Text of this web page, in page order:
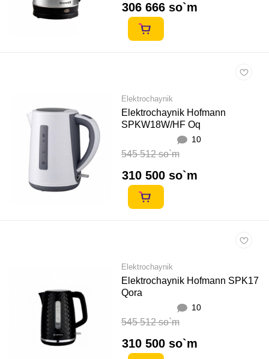
306 666 so`m
Elektrochaynik
Elektrochaynik Hofmann
SPKW18W/HF Oq
10
545 512 so`m
310 500 so`m
Elektrochaynik
Elektrochaynik Hofmann SPK17
Qora
10
545 512 so`m
310 500 so`m